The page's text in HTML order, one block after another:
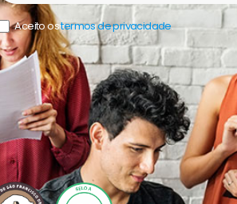
Aceito ostermos de privacidade.